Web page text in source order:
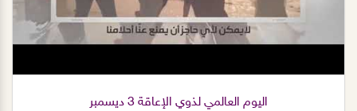
اليوم العالمي لذوي الإعاقة 3 ديسمبر